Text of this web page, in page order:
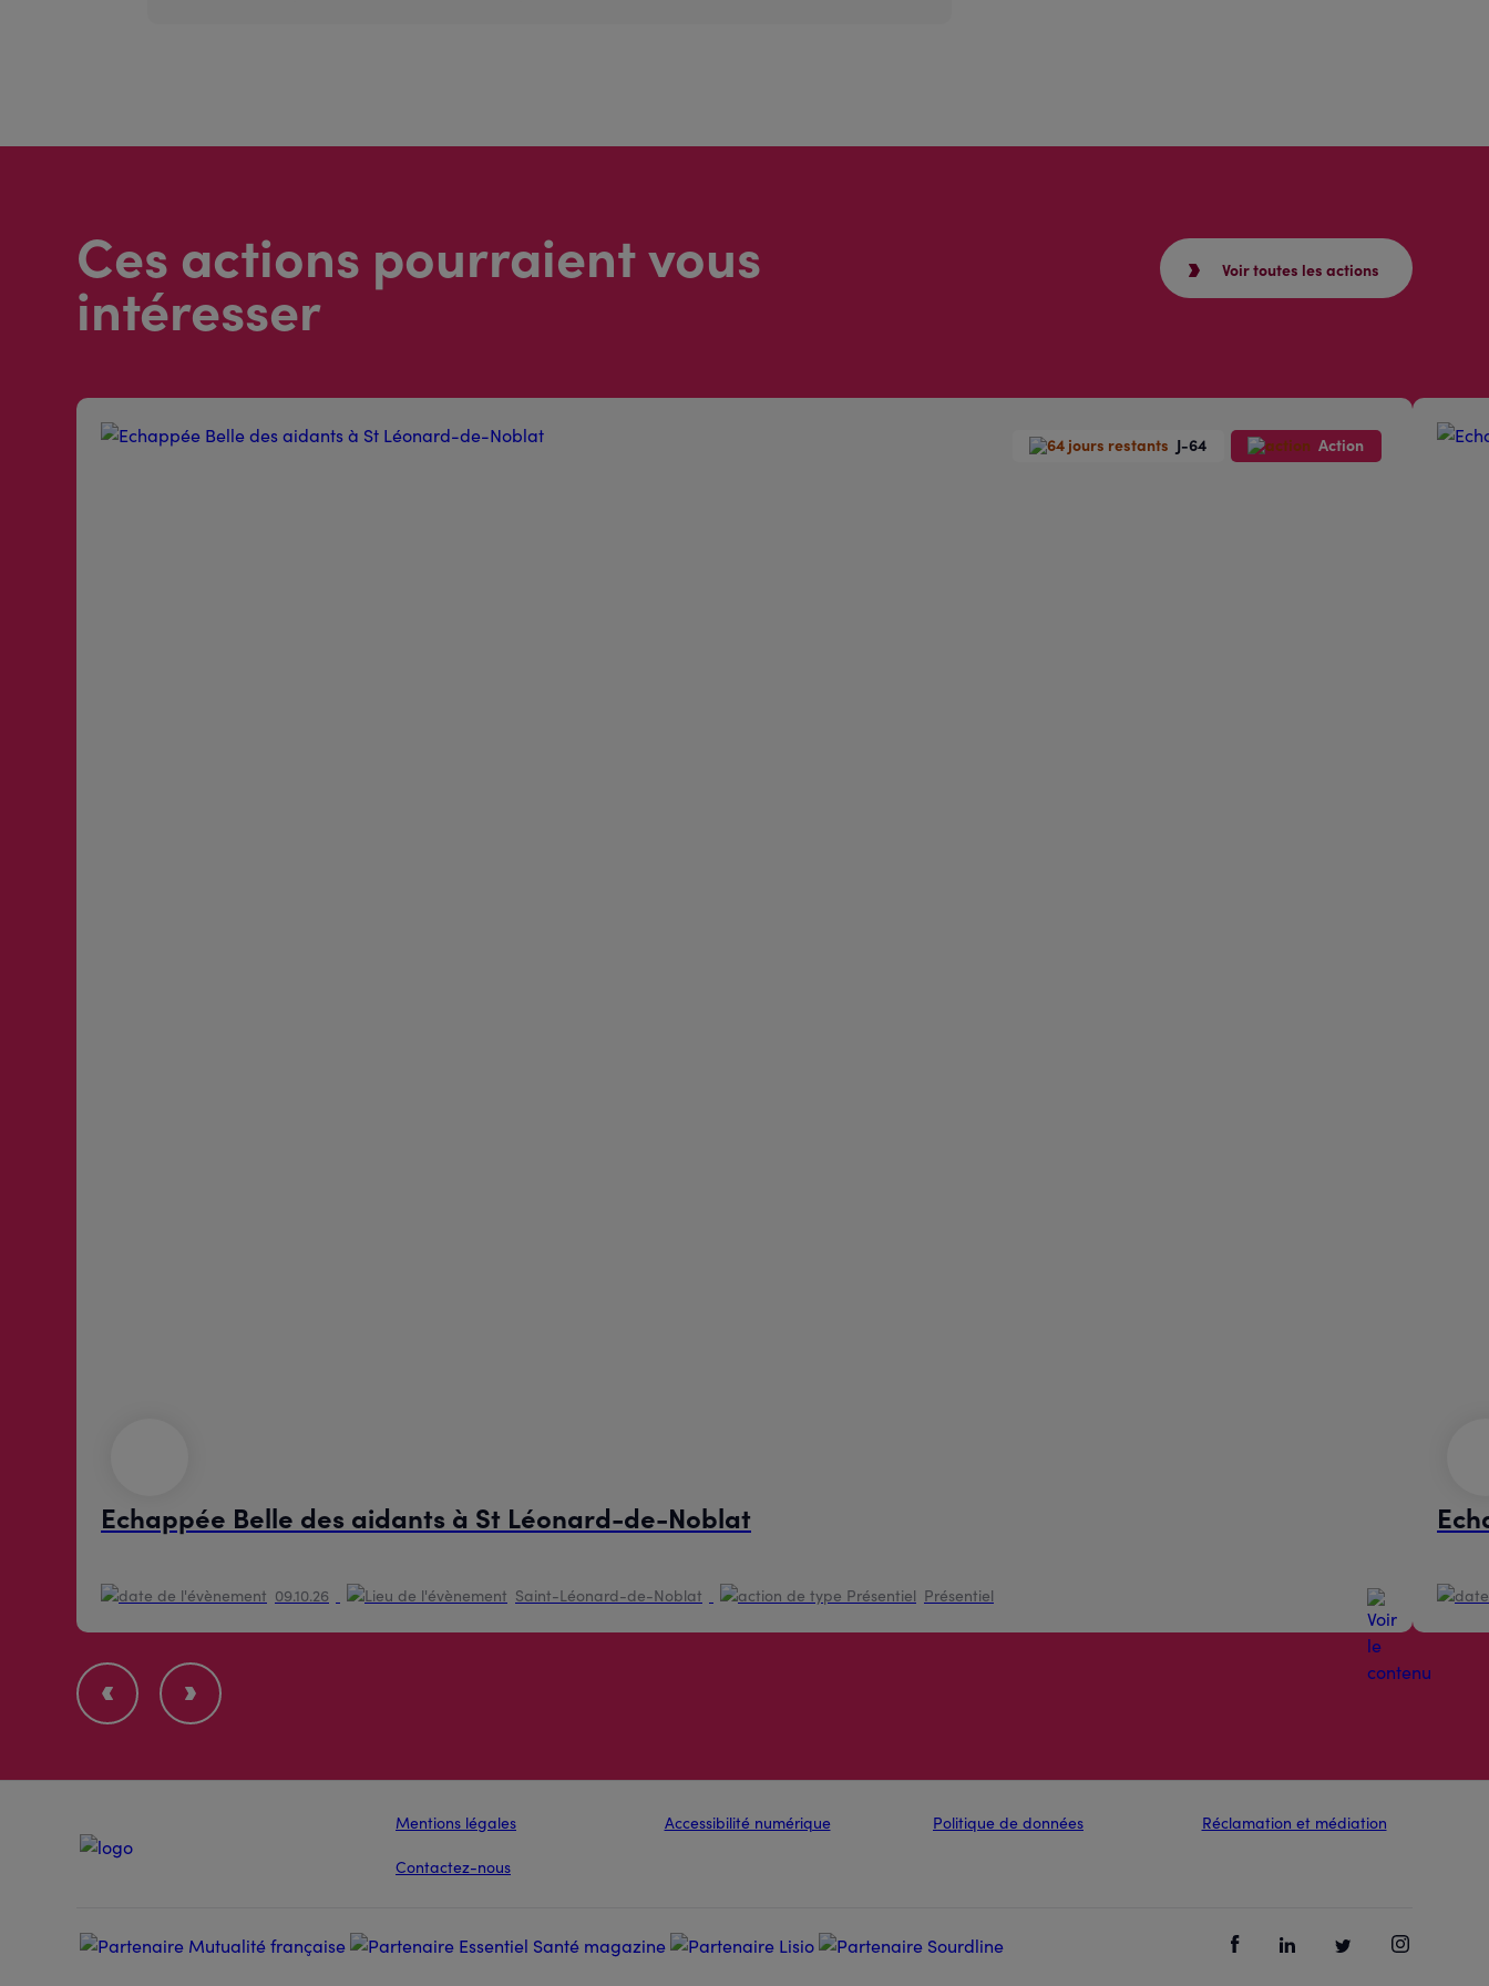
Ces actions pourraient vous
intéresser
Voir toutes les actions
J-64 Action
Echappée Belle des aidants à St Léonard-de-Noblat
09.10.26 Saint-Léonard-de-Noblat Présentiel
Mentions légales Accessibilité numérique Politique de données Réclamation et médiation
Contactez-nous